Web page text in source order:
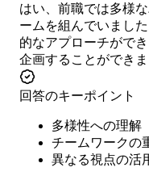
はい、前職では多様
ームを組んでいまし
的なアプローチがで
企画することができま
回答のキーポイント
多様性への理解
チームワークの
異なる視点の活